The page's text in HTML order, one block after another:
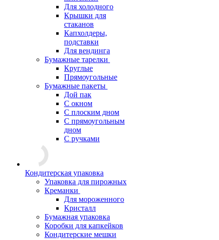
Для холодного
Крышки для
стаканов
Капхолдеры,
подставки
Для вендинга
Бумажные тарелки
Круглые
Прямоугольные
Бумажные пакеты
Дой пак
С окном
С плоским дном
С прямоугольным
дном
С ручками
Кондитерская упаковка
Упаковка для пирожных
Креманки
Для мороженного
Кристалл
Бумажная упаковка
Коробки для капкейков
Кондитерские мешки